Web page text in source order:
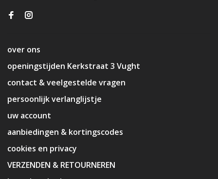
over ons
openingstijden Kerkstraat 3 Vught
contact & veelgestelde vragen
persoonlijk verlanglijstje
uw account
aanbiedingen & kortingscodes
cookies en privacy
VERZENDEN & RETOURNEREN